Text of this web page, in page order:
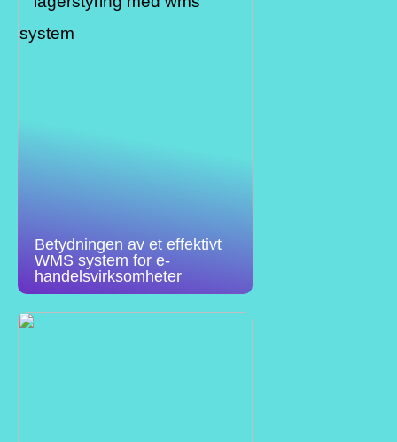
Betydningen av et effektivt
WMS system for e-
handelsvirksomheter